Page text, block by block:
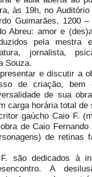
às 19h, no
Guimarães, 1200
Abreu: amor e
pela mestra
jornalista,
Souza.
e discutir a
de criação,
de sua
carga horária total
gaúcho Caio F.
de Caio
de retinas
são dedicados à
A